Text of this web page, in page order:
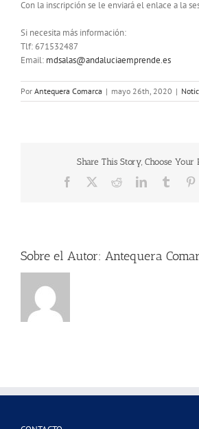
Con la inscripción se le enviará el enlace a la
Si necesita más información:
Tlf: 671532487
Email: mdsalas@andaluciaemprende.es
Por Antequera Comarca | mayo 26th, 2020 |
Share This Story, Choose Your
Facebook RedditLinkedInTumblr
Sobre el Autor: Antequera